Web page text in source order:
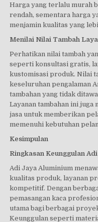
Harga yang terlalu murah
rendah, sementara harga
menjamin kualitas yang
Menilai Nilai Tambah
Perhatikan nilai tambah
seperti konsultasi gratis,
kustomisasi produk. Nilai
keseluruhan pengalaman
tambahan yang tidak
Layanan tambahan ini
jasa untuk memberikan
memenuhi kebutuhan
Kesimpulan
Ringkasan Keunggulan
Adi Jaya Aluminium
kualitas produk, layanan
kompetitif. Dengan
pemasangan kaca
utama bagi berbagai
Keunggulan seperti